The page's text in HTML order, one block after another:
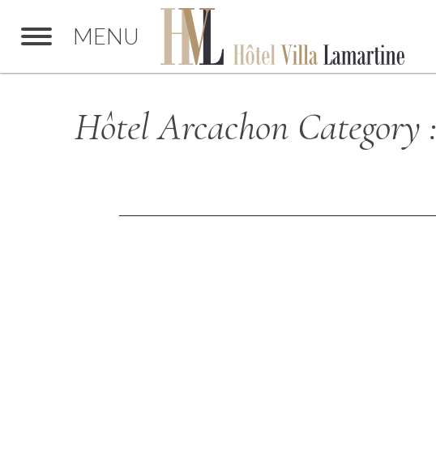
Hôtel Arcachon Category :
MENU